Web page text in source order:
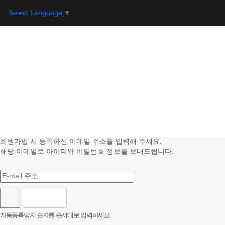
Select Language ▼
회원가입 시 등록하신 이메일 주소를 입력해 주세요.
해당 이메일로 아이디와 비밀번호 정보를 보내드립니다.
자동등록방지 숫자를 순서대로 입력하세요.